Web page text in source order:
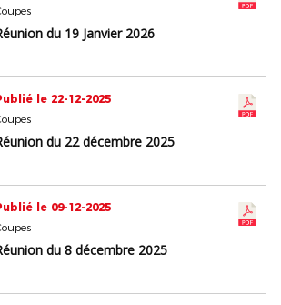
du 19 Janvier 2026
le 22-12-2025
du 22 décembre 2025
le 09-12-2025
du 8 décembre 2025